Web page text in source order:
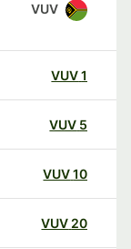
VUV
VUV
VUV
VUV
20
VUV